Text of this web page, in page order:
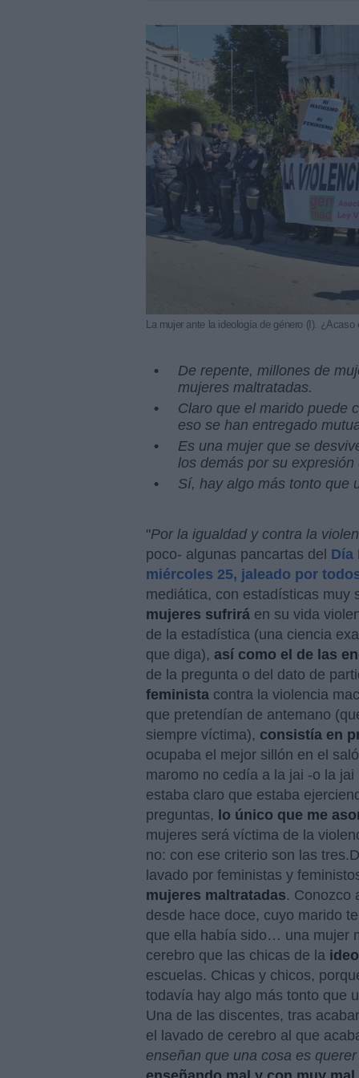
La mujer ante la ideología de género (I). ¿Acaso
De repente, millones de
mujeres maltratadas.
Claro que el marido puede
eso se han entregado
Es una mujer que se
los demás por su
Sí, hay algo más tonto que
"Por la igualdad y contra la
poco- algunas pancartas del Día
miércoles 25, jaleado por
mediática, con estadísticas muy
mujeres sufrirá en su vida
de la estadística (una ciencia
que diga), así como el de las
de la pregunta o del dato de
feminista contra la violencia
que pretendían de antemano
siempre víctima), consistía en
ocupaba el mejor sillón en el
maromo no cedía a la jai -o la
estaba claro que estaba
preguntas, lo único que me
mujeres será víctima de la
no: con ese criterio son las
lavado por feministas y
mujeres maltratadas. Conozco
desde hace doce, cuyo marido
que ella había sido… una mujer
cerebro que las chicas de la
escuelas. Chicas y chicos,
todavía hay algo más tonto que
Una de las discentes, tras
el lavado de cerebro al que
enseñan que una cosa es